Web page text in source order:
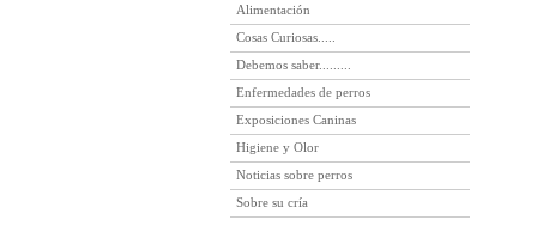
Alimentación
Cosas Curiosas.....
Debemos saber.........
Enfermedades de perros
Exposiciones Caninas
Higiene y Olor
Noticias sobre perros
Sobre su cría